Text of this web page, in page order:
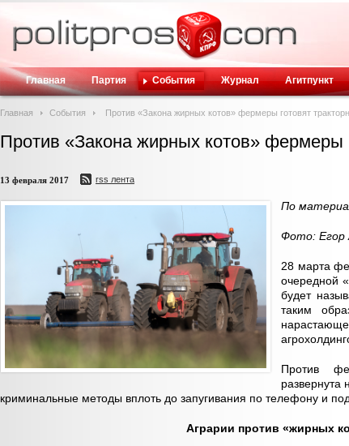
Главная Партия События Журнал Агитпункт
Главная События Против «Закона жирных котов» фермеры готовят
Против «Закона жирных котов» фермеры
13 февраля 2017 rss лента
По
Фото: Егор
28 марта
очередной
будет
таким
Против
развернута
криминальные методы вплоть до запугивания по телефону и
Аграрии против «жирных